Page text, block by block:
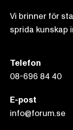
Vi brinner för
sprida kunskap
Telefon
08-696 84 40
E-post
info@forum.se